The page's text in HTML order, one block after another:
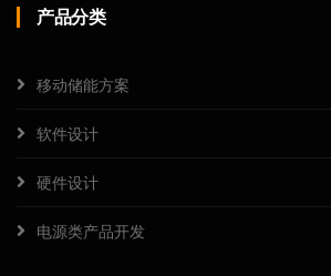
产品分类
移动储能方案
软件设计
硬件设计
电源类产品开发